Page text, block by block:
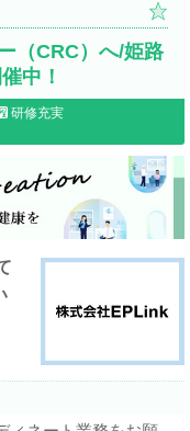
（CRC）へ/姫路
中！
研修充実